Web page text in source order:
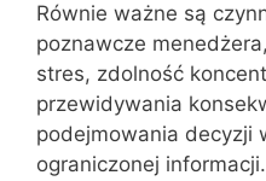
Równie ważne są
poznawcze
stres, zdolność
przewidywania
podejmowania decyzji
ograniczonej